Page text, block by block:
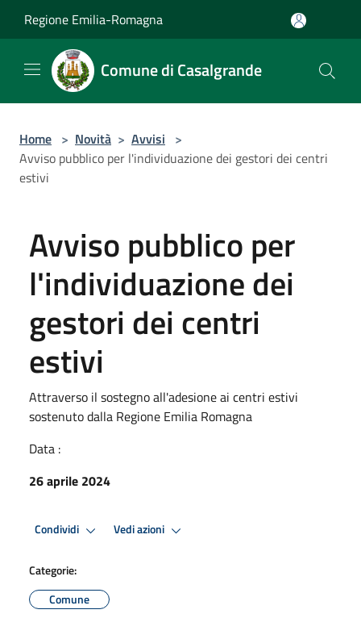
Regione Emilia-Romagna
Comune di Casalgrande
Home > Novità > Avvisi >
Avviso pubblico per l'individuazione dei gestori dei centri
estivi
Avviso pubblico per
l'individuazione dei
gestori dei centri
estivi
Attraverso il sostegno all'adesione ai centri estivi
sostenuto dalla Regione Emilia Romagna
Data :
26 aprile 2024
Condividi Vedi azioni
Categorie:
Comune